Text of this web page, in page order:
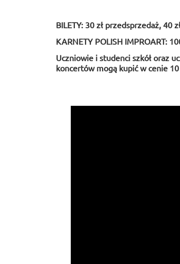
BILETY: 30 zł przedsprzedaż, 40
KARNETY POLISH IMPROART:
Uczniowie i studenci szkół oraz
koncertów mogą kupić w cenie